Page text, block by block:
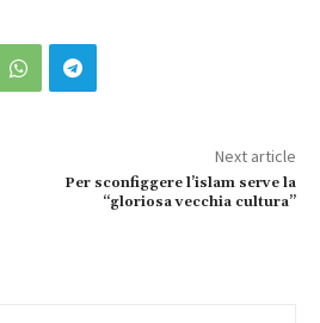
Next article
Per sconfiggere l’islam serve la
“gloriosa vecchia cultura”